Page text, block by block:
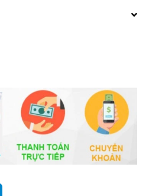
hình que thanh nhựa plate tròn